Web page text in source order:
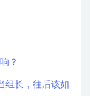
？
组长，往后该如